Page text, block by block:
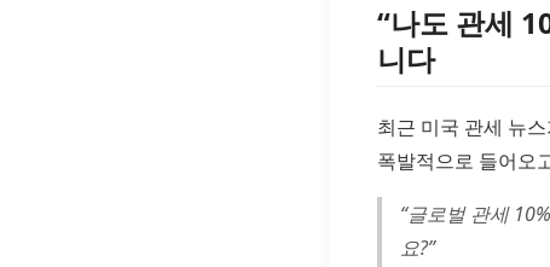
“나도 관세
니다
최근 미국 관세 뉴
폭발적으로 들어오
“글로벌 관세
요?”